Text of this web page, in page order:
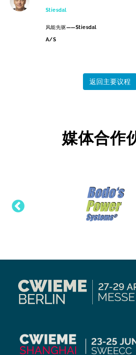
Stiesdal
风能先驱——Stiesdal
A/S
返回主要议程
媒体合作